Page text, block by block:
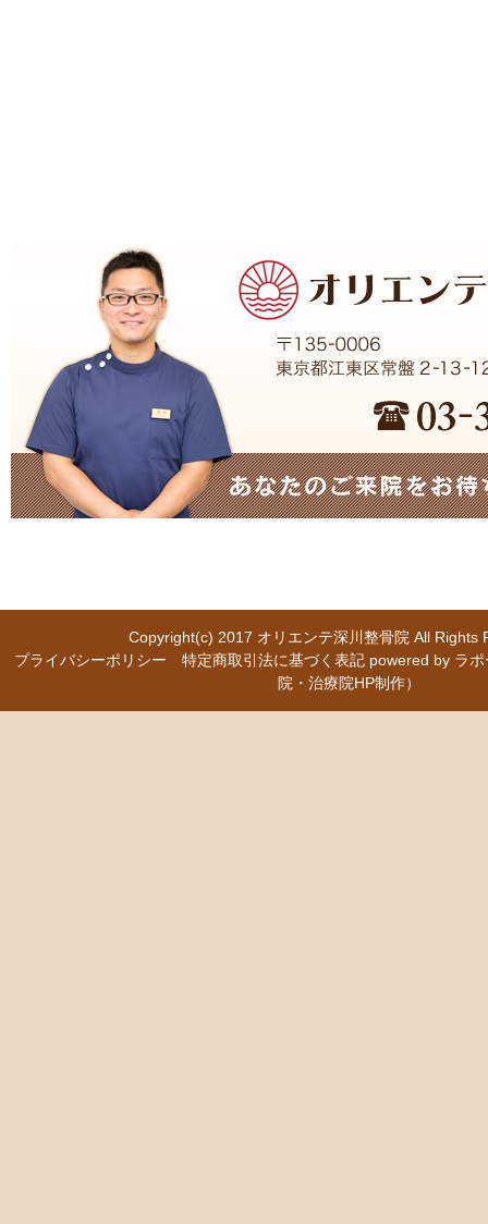
Copyright(c) 2017 オリエンテ深川整骨院 All
プライバシーポリシー
特定商取引法に基づく表記 powered by ラ
院・治療院HP制作）